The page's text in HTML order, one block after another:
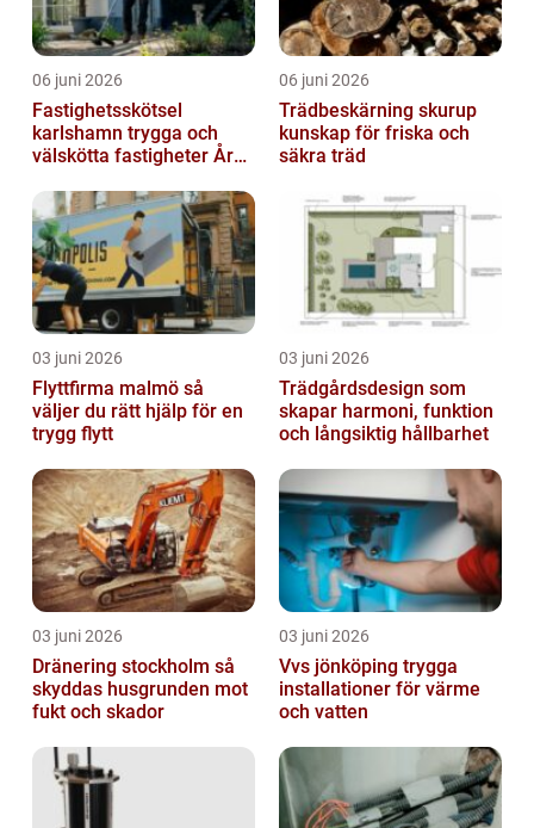
06 juni 2026
Fastighetsskötsel
karlshamn trygga och
välskötta fastigheter Året
06 juni 2026
Trädbeskärning skurup
kunskap för friska och
säkra träd
03 juni 2026
Flyttfirma malmö så
väljer du rätt hjälp för en
trygg flytt
03 juni 2026
Trädgårdsdesign som
skapar harmoni, funktion
och långsiktig hållbarhet
03 juni 2026
Dränering stockholm så
skyddas husgrunden mot
fukt och skador
03 juni 2026
Vvs jönköping trygga
installationer för värme
och vatten